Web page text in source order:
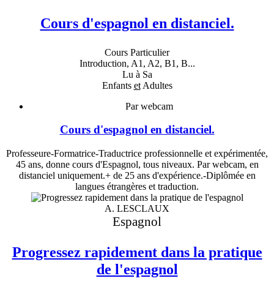
Cours d'espagnol en distanciel.
Cours Particulier
Introduction, A1, A2, B1, B...
Lu à Sa
Enfants etAdultes
Par webcam
Cours d'espagnol en distanciel.
Professeure-Formatrice-Traductrice professionnelle et expérimentée,
45 ans, donne cours d'Espagnol, tous niveaux. Par webcam, en
distanciel uniquement.+ de 25 ans d'expérience.-Diplômée en
langues étrangères et traduction.
A. LESCLAUX
Espagnol
Progressez rapidement dans la pratique
de l'espagnol